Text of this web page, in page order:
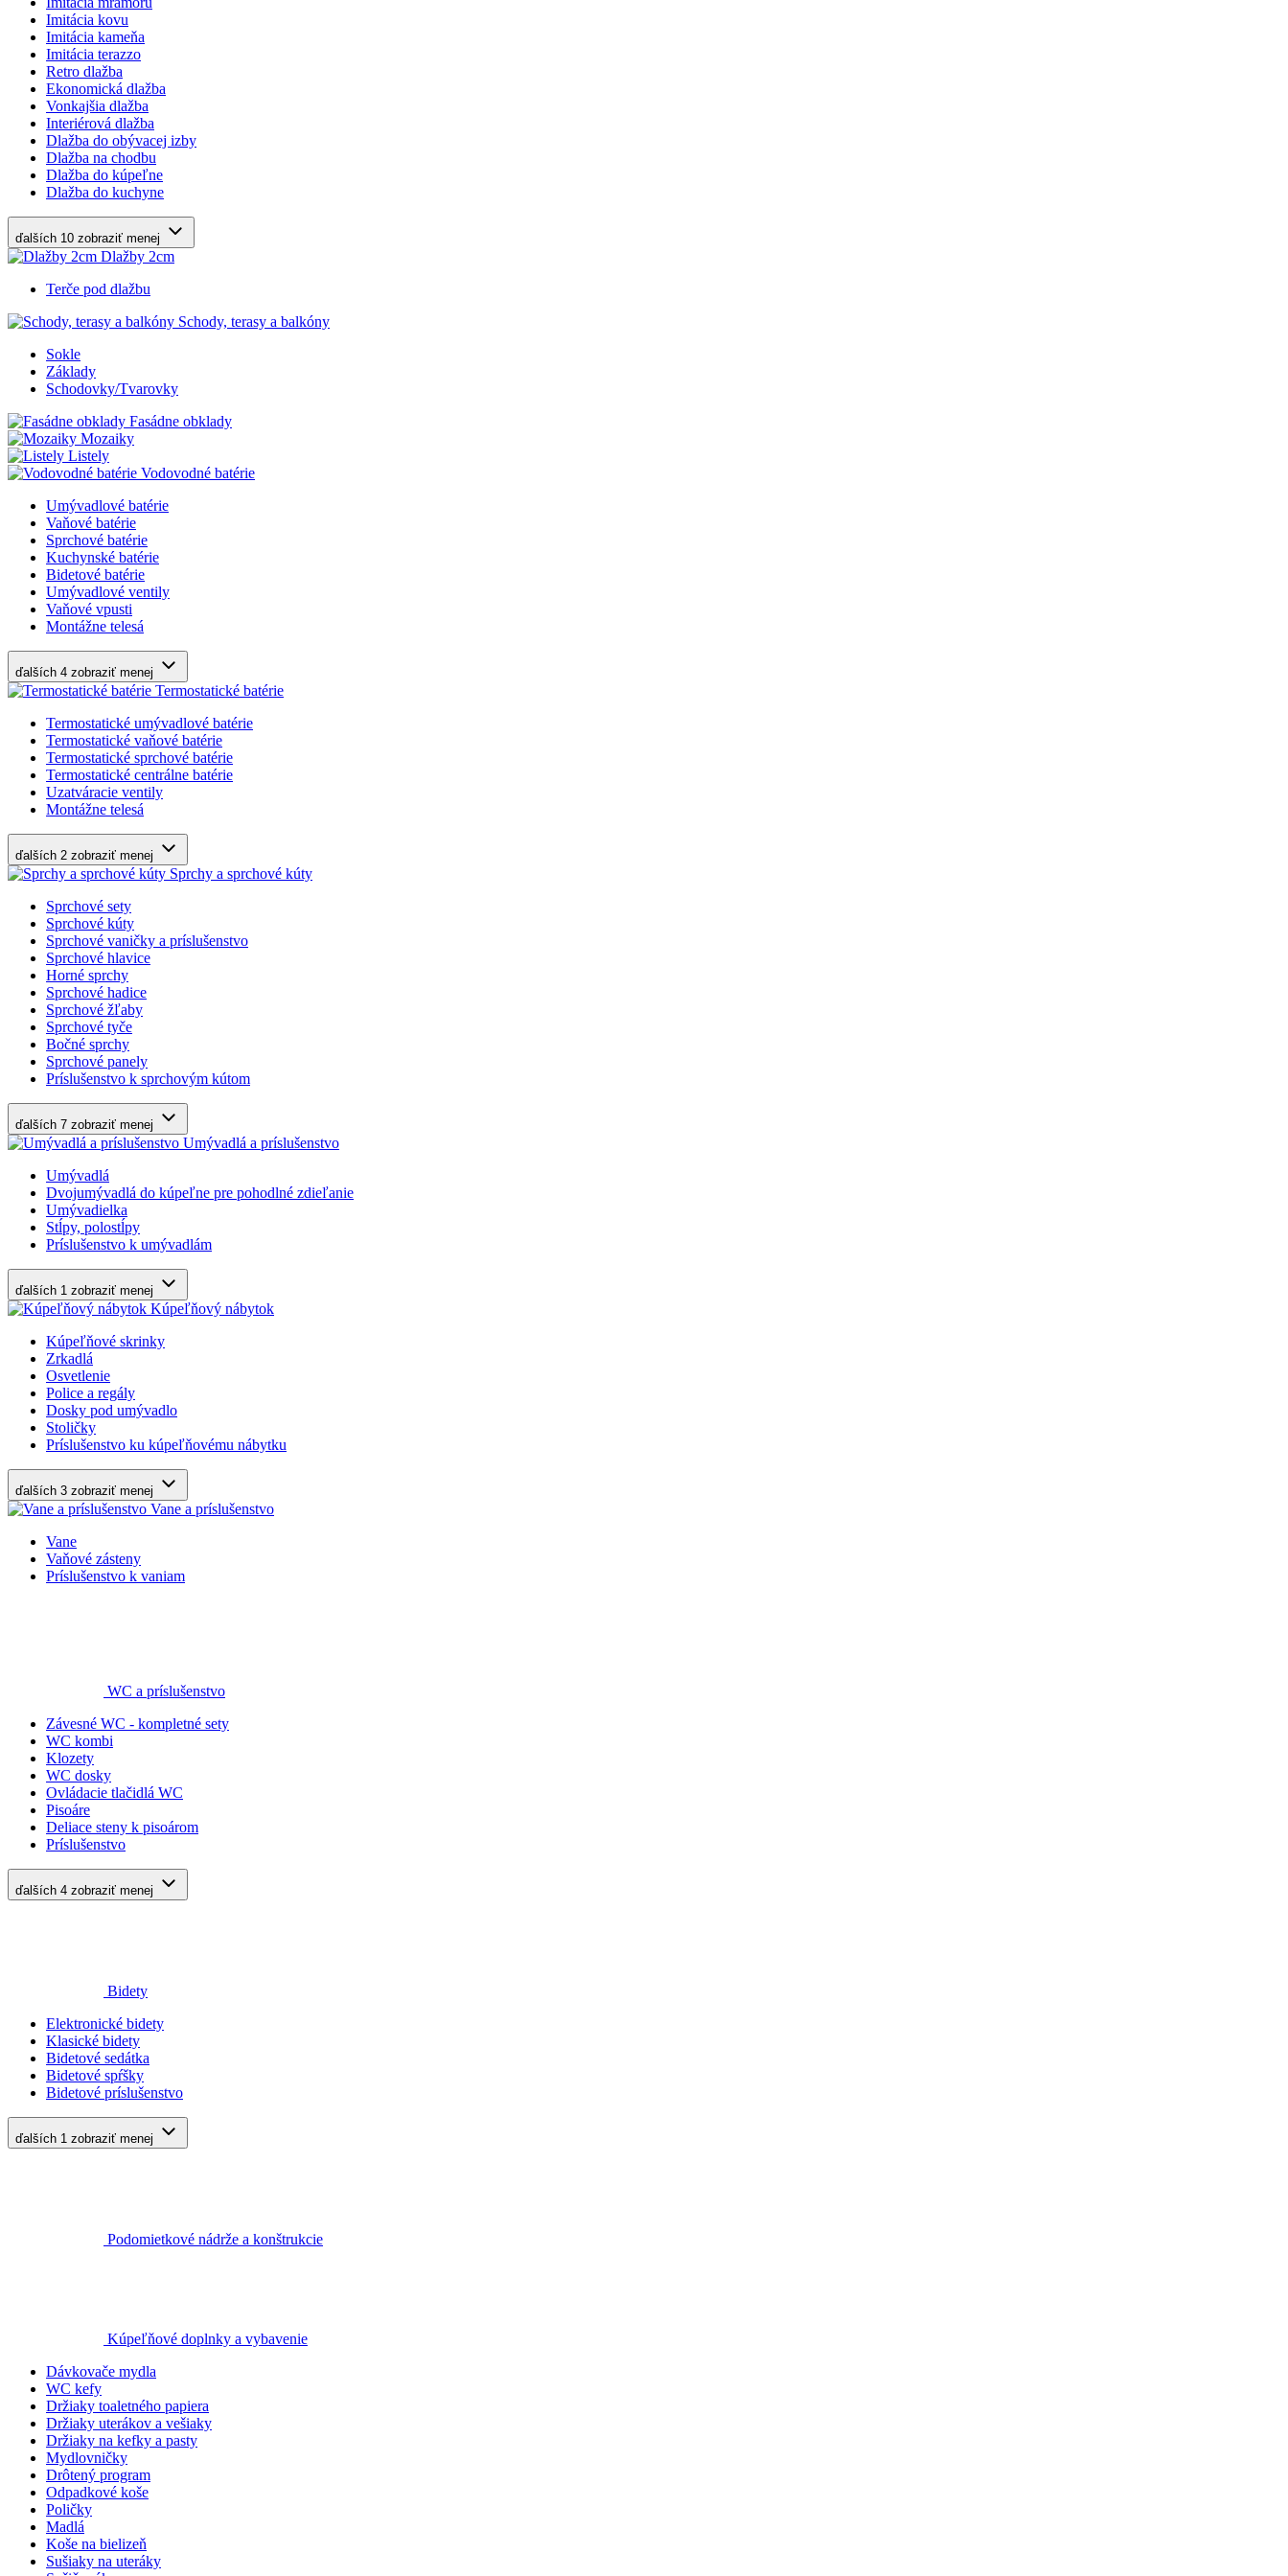
Imitácia kovu
Imitácia kameňa
Imitácia terazzo
Retro dlažba
Ekonomická dlažba
Vonkajšia dlažba
Interiérová dlažba
Dlažba do obývacej izby
Dlažba na chodbu
Dlažba do kúpeľne
Dlažba do kuchyne
ďalších 10 zobraziť menej
Dlažby 2cm
Terče pod dlažbu
Schody, terasy a balkóny
Sokle
Základy
Schodovky/Tvarovky
Fasádne obklady
Mozaiky
Listely
Vodovodné batérie
Umývadlové batérie
Vaňové batérie
Sprchové batérie
Kuchynské batérie
Bidetové batérie
Umývadlové ventily
Vaňové vpusti
Montážne telesá
ďalších 4 zobraziť menej
Termostatické batérie
Termostatické umývadlové batérie
Termostatické vaňové batérie
Termostatické sprchové batérie
Termostatické centrálne batérie
Uzatváracie ventily
Montážne telesá
ďalších 2 zobraziť menej
Sprchy a sprchové kúty
Sprchové sety
Sprchové kúty
Sprchové vaničky a príslušenstvo
Sprchové hlavice
Horné sprchy
Sprchové hadice
Sprchové žľaby
Sprchové tyče
Bočné sprchy
Sprchové panely
Príslušenstvo k sprchovým kútom
ďalších 7 zobraziť menej
Umývadlá a príslušenstvo
Umývadlá
Dvojumývadlá do kúpeľne pre pohodlné zdieľanie
Umývadielka
Stĺpy, polostĺpy
Príslušenstvo k umývadlám
ďalších 1 zobraziť menej
Kúpeľňový nábytok
Kúpeľňové skrinky
Zrkadlá
Osvetlenie
Police a regály
Dosky pod umývadlo
Stoličky
Príslušenstvo ku kúpeľňovému nábytku
ďalších 3 zobraziť menej
Vane a príslušenstvo
Vane
Vaňové zásteny
Príslušenstvo k vaniam
WC a príslušenstvo
Závesné WC - kompletné sety
WC kombi
Klozety
WC dosky
Ovládacie tlačidlá WC
Pisoáre
Deliace steny k pisoárom
Príslušenstvo
ďalších 4 zobraziť menej
Bidety
Elektronické bidety
Klasické bidety
Bidetové sedátka
Bidetové spŕšky
Bidetové príslušenstvo
ďalších 1 zobraziť menej
Podomietkové nádrže a konštrukcie
Kúpeľňové doplnky a vybavenie
Dávkovače mydla
WC kefy
Držiaky toaletného papiera
Držiaky uterákov a vešiaky
Držiaky na kefky a pasty
Mydlovničky
Drôtený program
Odpadkové koše
Poličky
Madlá
Koše na bielizeň
Sušiaky na uteráky